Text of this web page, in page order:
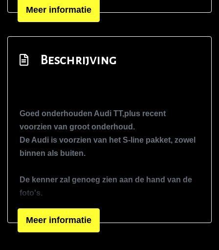
Voorstoelen verwarmd
Zwarte hemelbekleding
Centrale vergrendeling met
Koplampreiniging
Lichtmetalen velgen 18"
Metaalkleur
S-line
Sportonderstel
Sportvelgen
Xenon koplampen
Meer informatie
Beschrijving
Goed onderhouden Audi TT,plus recent
voorzien van groot onderhoud.
De Audi is voorzien van het S-line pakket, zowel
binnen als buiten.
De kenner zal genoeg zien aan de hand van de
foto's.
Voor meer info of een bezichtiging neem gerust
contact op.
Meer informatie